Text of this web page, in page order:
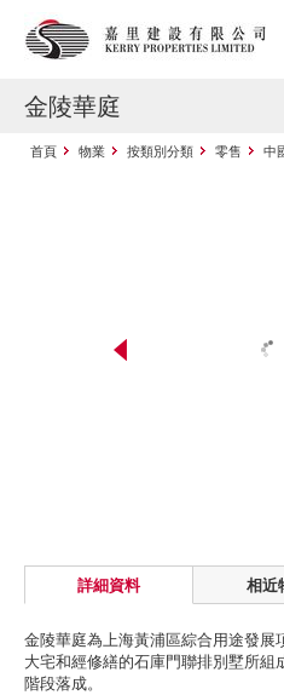
金陵華庭
首頁 物業 按類別分類 零售 中
詳細資料 相近
金陵華庭為上海黃浦區綜合用途發
大宅和經修繕的石庫門聯排別墅所
階段落成。